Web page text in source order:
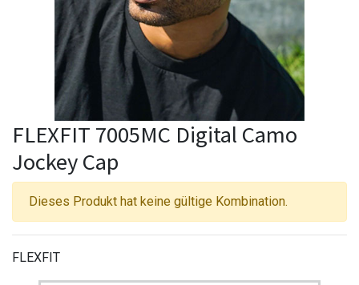
FLEXFIT 7005MC Digital Camo
Jockey Cap
Dieses Produkt hat keine gültige Kombination.
FLEXFIT